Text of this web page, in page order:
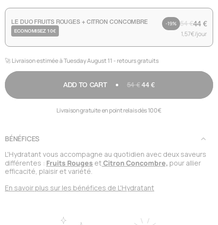
LE DUO FRUITS ROUGES + CITRON CONCOMBRE
ECONOMISEZ 10€
-19% 54 €44 €
1,57€/jour
🚀 Livraison estimée à Tuesday August 11 - retours gratuits
ADD TO CART 54 € 44 €
Livraison gratuite en point relais dès 100€
BÉNÉFICES
L'Hydratant vous accompagne au quotidien avec deux saveurs
différentes : Fruits Rouges etCitron Concombre, pour allier
efficacité, plaisir et variété.
En savoir plus sur les bénéfices de L'Hydratant